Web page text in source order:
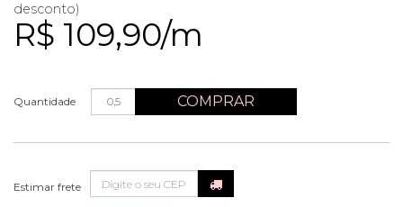
R$ 109,90/m
desconto)
Quantidade COMPRAR